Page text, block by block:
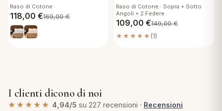
Raso di Cotone
118,00 €169,00€
Raso di Cotone · Sopra + Sotto
Angoli + 2 Federe
109,00 €149,00€
★★★★★ (1)
I clienti dicono di noi
★★★★★ 4,94/5 su 227 recensioni · Recensioni